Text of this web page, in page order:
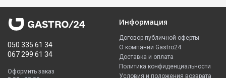
050 335 61 34
067 299 61 34
Оформить заказ
Информация
Договор публичной оферты
О компании Gastro24
Доставка и оплата
Политика конфиденциальности
Условия и положения возврата